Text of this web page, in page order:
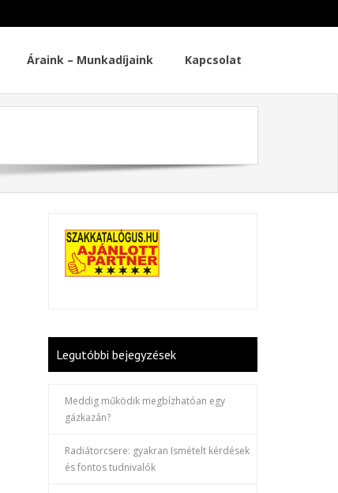
Áraink – Munkadíjaink Kapcsolat
Legutóbbi bejegyzések
Meddig működik megbízhatóan egy
gázkazán?
Radiátorcsere: gyakran Ismételt kérdések
és fontos tudnivalók